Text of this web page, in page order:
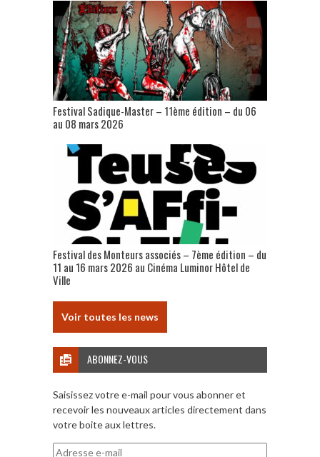
Festival Sadique-Master – 11ème édition – du 06
au 08 mars 2026
Festival des Monteurs associés – 7ème édition – du
11 au 16 mars 2026 au Cinéma Luminor Hôtel de
Ville
Voir toutes les news
ABONNEZ-VOUS
Saisissez votre e-mail pour vous abonner et
recevoir les nouveaux articles directement dans
votre boite aux lettres.
Adresse